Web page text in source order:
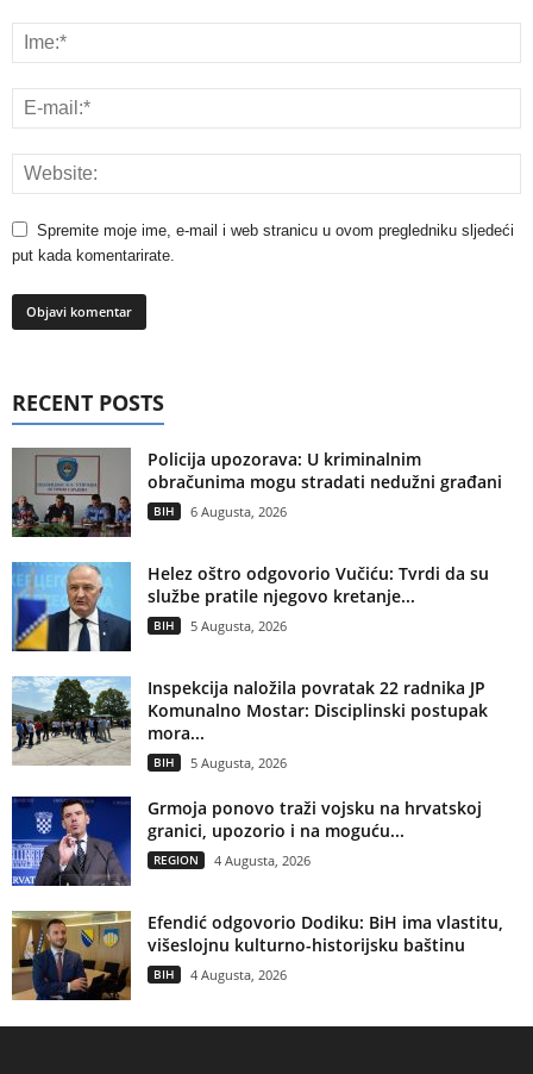
Spremite moje ime, e-mail i web stranicu u ovom pregledniku sljedeći
put kada komentarirate.
RECENT POSTS
Policija upozorava: U kriminalnim
obračunima mogu stradati nedužni građani
BIH 6 Augusta, 2026
Helez oštro odgovorio Vučiću: Tvrdi da su
službe pratile njegovo kretanje...
BIH 5 Augusta, 2026
Inspekcija naložila povratak 22 radnika JP
Komunalno Mostar: Disciplinski postupak
mora...
BIH 5 Augusta, 2026
Grmoja ponovo traži vojsku na hrvatskoj
granici, upozorio i na moguću...
REGION 4 Augusta, 2026
Efendić odgovorio Dodiku: BiH ima vlastitu,
višeslojnu kulturno-historijsku baštinu
BIH 4 Augusta, 2026